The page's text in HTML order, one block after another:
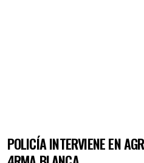
POLICÍA INTERVIENE EN